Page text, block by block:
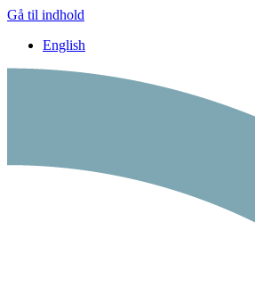
Gå til indhold
English